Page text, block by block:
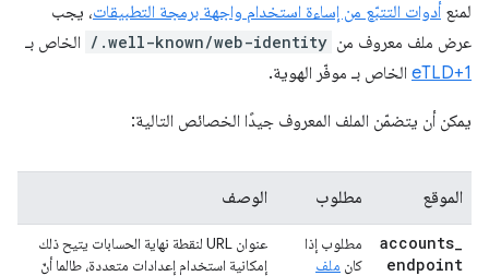
لمنع أدوات التتبّع من إساءة استخدام واجهة برمجة التطبيقات، يجب
عرض ملف معروف من /.well-known/web-identity الخاص بـ
eTLD+1 الخاص بـ موفّر الهوية.
يمكن أن يتضمّن الملف المعروف جيدًا الخصائص التالية:
الموقع مطلوب الوصف
accounts_
endpoint
مطلوب إذا
كان ملف
عنوان URL لنقطة نهاية الحسابات يتيح ذلك
إمكانية استخدام إعدادات متعددة، طالما أنّ